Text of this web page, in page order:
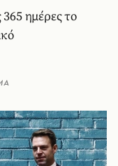
ημέρες το